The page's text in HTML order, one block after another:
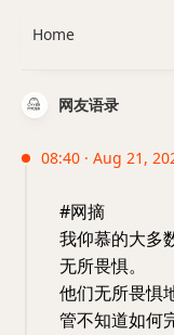
网友语录
08:40 · Aug 21,
#网摘
我仰慕的大多
无所畏惧。
他们无所畏惧
管不知道如何
Home